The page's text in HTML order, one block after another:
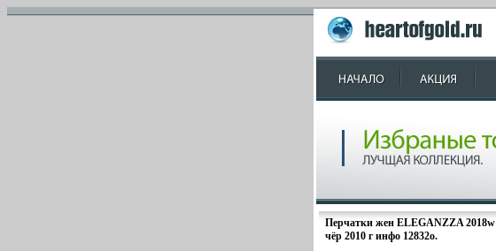
Перчатки жен ELEGANZZA 2018w
чёр 2010 г инфо 12832o.